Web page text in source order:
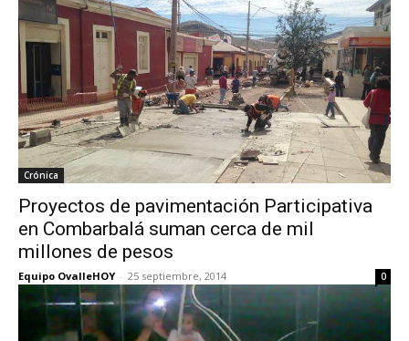
Crónica
Proyectos de pavimentación Participativa
en Combarbalá suman cerca de mil
millones de pesos
Equipo OvalleHOY - 25 septiembre, 2014 0